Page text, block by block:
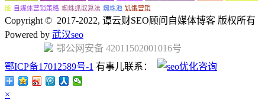
能 自媒体营销策略 蜘蛛抓取算法 蜘蛛池 饥饿营销
Copyright © 2017-2022, 谭云财SEO顾问自媒体博客 版权所有
Powered by 武汉seo
鄂公网安备 42011502001016号
鄂ICP备17012589号-1 有事儿联系：
×